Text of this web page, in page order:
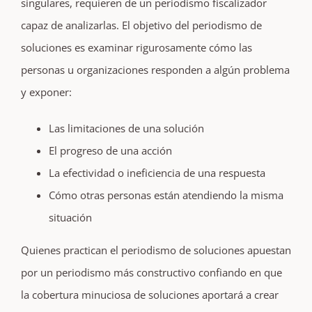
capaz de analizarlas. El objetivo del periodismo de
soluciones es examinar rigurosamente cómo las
personas u organizaciones responden a algún problema
y exponer:
Las limitaciones de una solución
El progreso de una acción
La efectividad o ineficiencia de una respuesta
Cómo otras personas están atendiendo la misma
situación
Quienes practican el periodismo de soluciones apuestan
por un periodismo más constructivo confiando en que
la cobertura minuciosa de soluciones aportará a crear